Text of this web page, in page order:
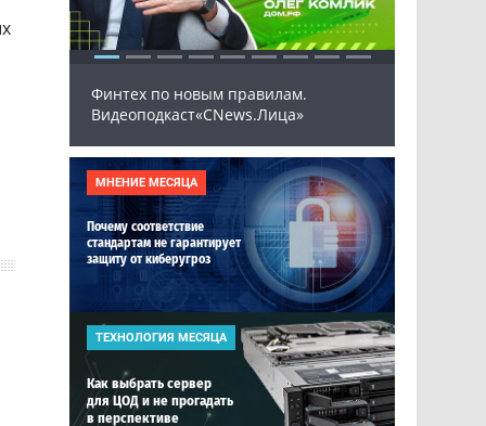
Финтех по новым правилам.
Видеоподкаст«CNews.Лица»
МНЕНИЕ МЕСЯЦА
Почему соответствие
стандартам не гарантирует
защиту от киберугроз
ТЕХНОЛОГИЯ МЕСЯЦА
Как выбрать сервер
для ЦОД и не прогадать
в перспективе